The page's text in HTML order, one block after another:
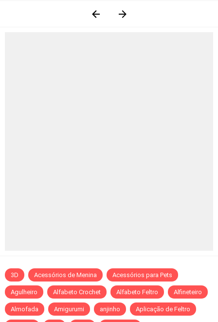
3D Acessórios de Menina Acessórios para Pets
Agulheiro Alfabeto Crochet Alfabeto Feltro Alfineteiro
Almofada Amigurumi anjinho Aplicação de Feltro